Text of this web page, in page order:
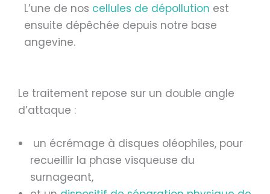
L’une de nos cellules de dépollution est
ensuite dépêchée depuis notre base
angevine.
Le traitement repose sur un double angle
d’attaque :
un écrémage à disques oléophiles, pour
recueillir la phase visqueuse du
surnageant,